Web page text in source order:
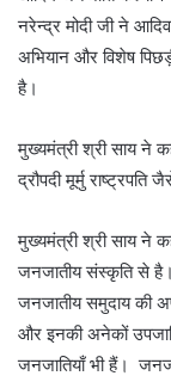
नरेन्द्र मोदी जी ने
अभियान और विशेष
है।
मुख्यमंत्री श्री साय ने
द्रौपदी मूर्मु राष्ट्रपति
मुख्यमंत्री श्री साय ने
जनजातीय संस्कृति से
जनजातीय समुदाय की
और इनकी अनेकों
जनजातियाँ भी हैं।